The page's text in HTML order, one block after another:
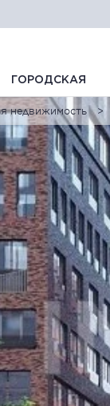
ГОРОДСКАЯ
недвижимость